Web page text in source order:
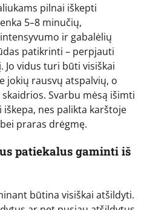
pilnai iškepti
5–8 minučių,
ir gabalėlių
patikrinti – perpjauti
Jo vidus turi būti visiškai
jokių rausvų atspalvių, o
Svarbu mėsą išimti
nes palikta karštoje
praras drėgmę.
patiekalus gaminti iš
būtina visiškai atšildyti.